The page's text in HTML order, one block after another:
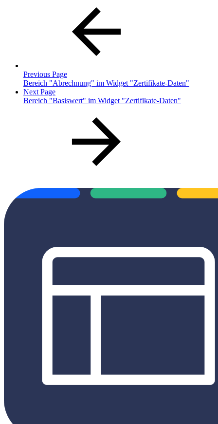
Previous Page
Bereich "Abrechnung" im Widget "Zertifikate-Daten"
Next Page
Bereich "Basiswert" im Widget "Zertifikate-Daten"